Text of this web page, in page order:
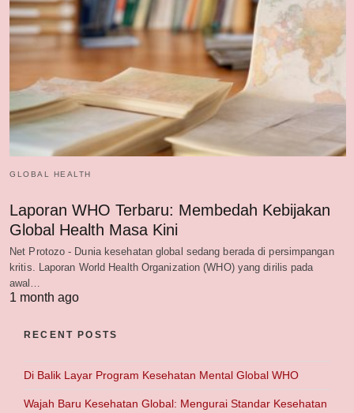
GLOBAL HEALTH
Laporan WHO Terbaru: Membedah Kebijakan
Global Health Masa Kini
Net Protozo - Dunia kesehatan global sedang berada di persimpangan
kritis. Laporan World Health Organization (WHO) yang dirilis pada
awal…
1 month ago
RECENT POSTS
Di Balik Layar Program Kesehatan Mental Global WHO
Wajah Baru Kesehatan Global: Mengurai Standar Kesehatan